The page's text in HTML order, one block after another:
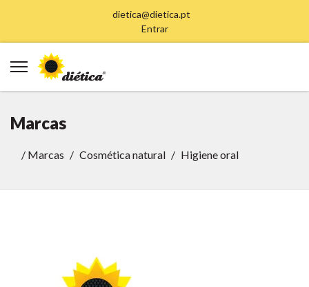
dietica@dietica.pt
Entrar
Marcas
/ Marcas Cosmética natural Higiene oral